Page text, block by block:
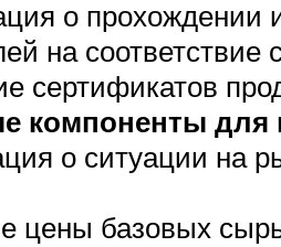
о прохождении
на соответствие
сертификатов
компоненты для
о ситуации на
цены базовых